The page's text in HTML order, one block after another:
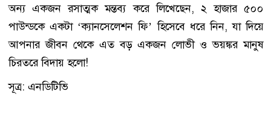
অন্য একজন রসাত্মক মন্তব্য করে লিখেছেন, ২ হাজার ৫০০
পাউন্ডকে একটা ‘ক্যানসেলেশন ফি’ হিসেবে ধরে নিন, যা দিয়ে
আপনার জীবন থেকে এত বড় একজন লোভী ও ভয়ঙ্কর মানুষ
চিরতরে বিদায় হলো!
সূত্র: এনডিটিভি